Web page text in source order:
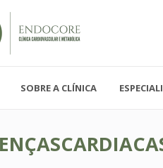
Segunda - Sexta-feira, das 08h-
SOBRE A CLÍNICA